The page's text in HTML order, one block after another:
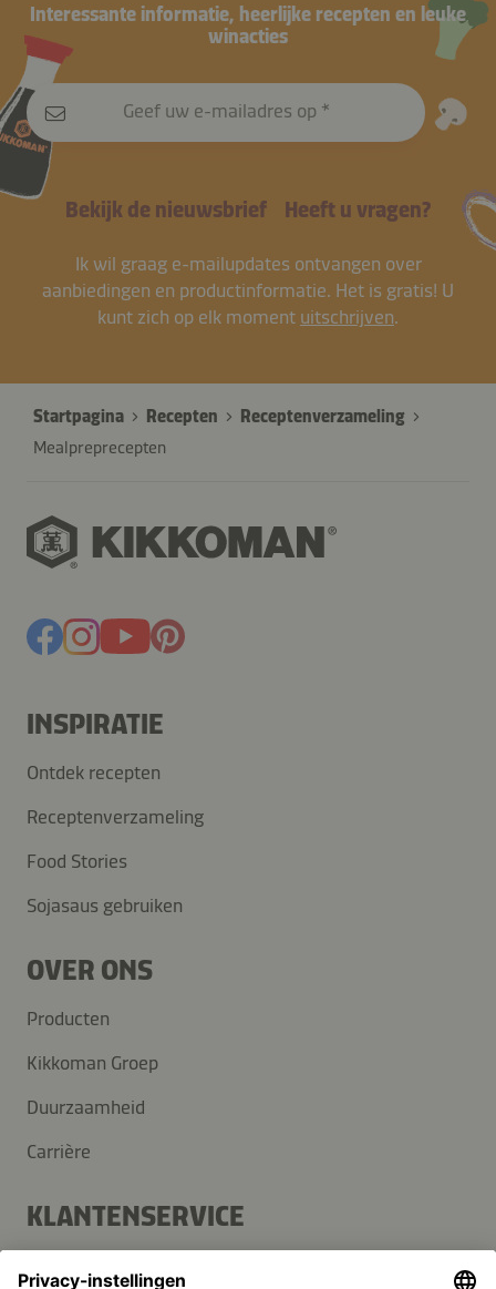
Interessante informatie, heerlijke recepten en leuke
winacties
Geef uw e-mailadres op
Bekijk de nieuwsbrief Heeft u vragen?
Ik wil graag e-mailupdates ontvangen over
aanbiedingen en productinformatie. Het is gratis! U
kunt zich op elk moment uitschrijven.
Startpagina Recepten
Receptenverzameling
Mealpreprecepten
INSPIRATIE
Ontdek recepten
Receptenverzameling
Food Stories
Sojasaus gebruiken
OVER ONS
Producten
Kikkoman Groep
Duurzaamheid
Carrière
KLANTENSERVICE